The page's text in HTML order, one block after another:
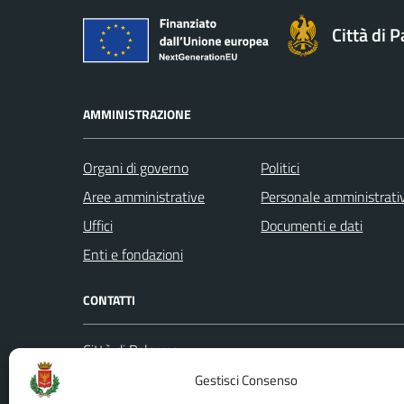
Gestisci Consenso
Città di
AMMINISTRAZIONE
Organi di governo
Aree amministrative
Uffici
Enti e fondazioni
Politici
Personale
Documenti e dati
CONTATTI
Città di Palermo
Codice fiscale / P. IVA:80016350821
Leggi le